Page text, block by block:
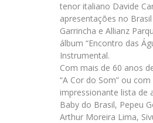
tenor italiano Davide
apresentações no
Garrincha e Allianz
álbum “Encontro das
Instrumental.
Com mais de 60 anos
“A Cor do Som” ou
impressionante lista de
Baby do Brasil, Pepeu
Arthur Moreira Lima,